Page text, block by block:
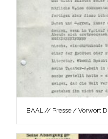
BAAL // Presse / Vorwort